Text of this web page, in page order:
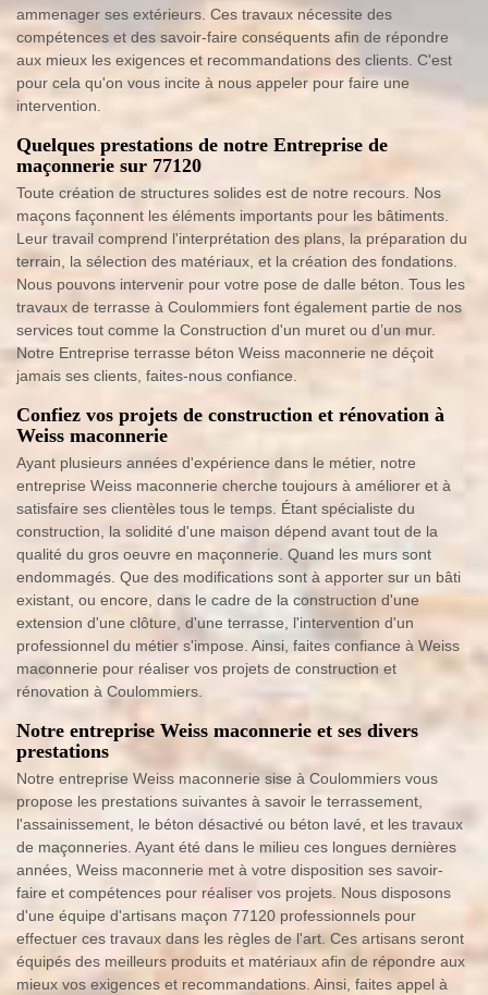
ammenager ses extérieurs. Ces travaux nécessite des
compétences et des savoir-faire conséquents afin de répondre
aux mieux les exigences et recommandations des clients. C'est
pour cela qu'on vous incite à nous appeler pour faire une
intervention.
Quelques prestations de notre Entreprise de
maçonnerie sur 77120
Toute création de structures solides est de notre recours. Nos
maçons façonnent les éléments importants pour les bâtiments.
Leur travail comprend l'interprétation des plans, la préparation du
terrain, la sélection des matériaux, et la création des fondations.
Nous pouvons intervenir pour votre pose de dalle béton. Tous les
travaux de terrasse à Coulommiers font également partie de nos
services tout comme la Construction d'un muret ou d’un mur.
Notre Entreprise terrasse béton Weiss maconnerie ne déçoit
jamais ses clients, faites-nous confiance.
Confiez vos projets de construction et rénovation à
Weiss maconnerie
Ayant plusieurs années d'expérience dans le métier, notre
entreprise Weiss maconnerie cherche toujours à améliorer et à
satisfaire ses clientèles tous le temps. Étant spécialiste du
construction, la solidité d'une maison dépend avant tout de la
qualité du gros oeuvre en maçonnerie. Quand les murs sont
endommagés. Que des modifications sont à apporter sur un bâti
existant, ou encore, dans le cadre de la construction d'une
extension d'une clôture, d'une terrasse, l'intervention d'un
professionnel du métier s'impose. Ainsi, faites confiance à Weiss
maconnerie pour réaliser vos projets de construction et
rénovation à Coulommiers.
Notre entreprise Weiss maconnerie et ses divers
prestations
Notre entreprise Weiss maconnerie sise à Coulommiers vous
propose les prestations suivantes à savoir le terrassement,
l'assainissement, le béton désactivé ou béton lavé, et les travaux
de maçonneries. Ayant été dans le milieu ces longues dernières
années, Weiss maconnerie met à votre disposition ses savoir-
faire et compétences pour réaliser vos projets. Nous disposons
d'une équipe d'artisans maçon 77120 professionnels pour
effectuer ces travaux dans les règles de l'art. Ces artisans seront
équipés des meilleurs produits et matériaux afin de répondre aux
mieux vos exigences et recommandations. Ainsi, faites appel à